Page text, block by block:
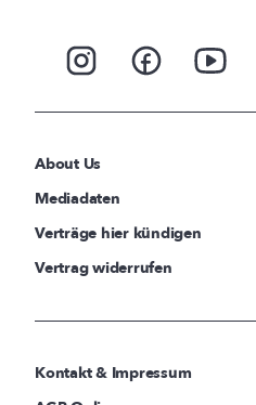
About Us
Mediadaten
Verträge hier kündigen
Vertrag widerrufen
Kontakt & Impressum